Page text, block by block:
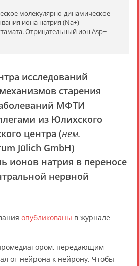
молекулярно-динамическое
иона натрия (Na+)
Отрицательный ион Asp− —
исследований
старения
МФТИ
из Юлихского
центра (нем.
Jülich GmbH)
ионов натрия в переносе
нервной
опубликованы в журнале
передающим
от нейрона к нейрону. Чтобы